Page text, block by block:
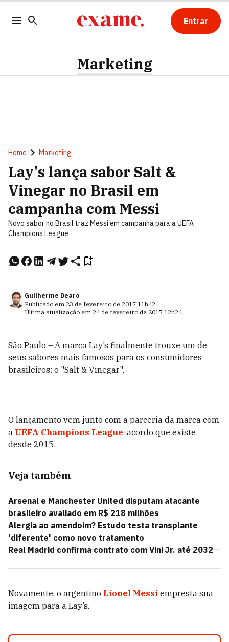
Entrar
Marketing
Home Marketing
Lay's lança sabor Salt &
Vinegar no Brasil em
campanha com Messi
Novo sabor no Brasil traz Messi em campanha para a UEFA
Champions League
Guilherme Dearo
Publicado em 23 de fevereiro de 2017 11h42.
Última atualização em 24 de fevereiro de 2017 12h24.
São Paulo – A marca Lay’s finalmente trouxe um de
seus sabores mais famosos para os consumidores
brasileiros: o "Salt & Vinegar".
O lançamento vem junto com a parceria da marca com
a UEFA Champions League, acordo que existe
desde 2015.
Veja também
Arsenal e Manchester United disputam atacante
brasileiro avaliado em R$ 218 milhões
Alergia ao amendoim? Estudo testa transplante
'diferente' como novo tratamento
Real Madrid confirma contrato com Vini Jr. até 2032
Novamente, o argentino Lionel Messi empresta sua
imagem para a Lay’s.